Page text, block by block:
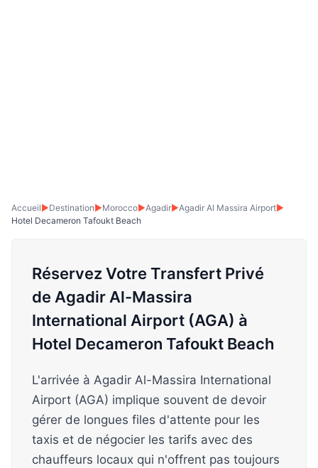
Accueil▶Destination▶Morocco▶Agadir▶Agadir Al Massira Airport▶
Hotel Decameron Tafoukt Beach
Réservez Votre Transfert Privé
de Agadir Al-Massira
International Airport (AGA) à
Hotel Decameron Tafoukt Beach
L'arrivée à Agadir Al-Massira International
Airport (AGA) implique souvent de devoir
gérer de longues files d'attente pour les
taxis et de négocier les tarifs avec des
chauffeurs locaux qui n'offrent pas toujours